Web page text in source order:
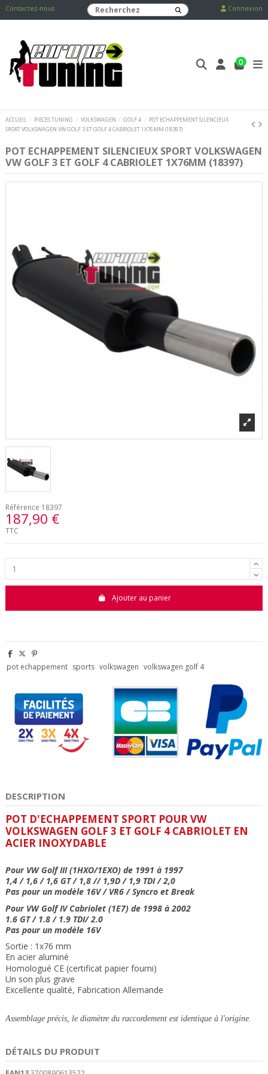
Contactez-nous Connexion
0
ACCUEIL PIECES TUNING VOLKSWAGEN GOLF 4
POT ECHAPPEMENT SILENCIEUX
SPORT VOLKSWAGEN VW GOLF 3 ET GOLF 4 CABRIOLET 1X76MM (18397)
POT ECHAPPEMENT SILENCIEUX SPORT VOLKSWAGEN
VW GOLF 3 ET GOLF 4 CABRIOLET 1X76MM (18397)
Référence 18397
187,90 €
TTC
Ajouter au panier
pot echappement sports volkswagen volkswagen golf 4
DESCRIPTION
POT D'ECHAPPEMENT SPORT POUR VW
VOLKSWAGEN GOLF 3 ET GOLF 4 CABRIOLET EN
ACIER INOXYDABLE
Pour VW Golf III (1HXO/1EXO) de 1991 à 1997
1,4 / 1,6 / 1,6 GT / 1,8 // 1,9D / 1,9 TDI / 2,0
Pas pour un modèle 16V / VR6/ Syncro et Break
Pour VW Golf IV Cabriolet (1E7) de 1998 à 2002
1.6 GT / 1.8 / 1.9 TDI/ 2.0
Pas pour un modèle 16V
Sortie : 1x76 mm
En acier aluminé
Homologué CE (certificat papier fourni)
Un son plus grave
Excellente qualité, Fabrication Allemande
Assemblage précis, le diamètre du raccordement est identique à l'origine.
DÉTAILS DU PRODUIT